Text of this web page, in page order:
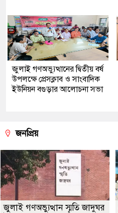
জুলাই গণঅভ্যুত্থানের দ্বিতীয় বর্ষ
উপলক্ষে প্রেসক্লাব ও সাংবাদিক
ইউনিয়ন বগুড়ার আলোচনা সভা
জনপ্রিয়
জুলাই গণঅভ্যুত্থান স্মৃতি জাদুঘর